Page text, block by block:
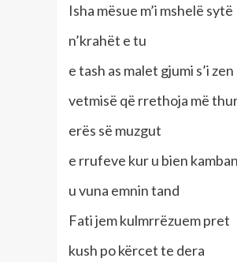
Isha mësue m’i mshelë sytë
n’krahët e tu
e tash as malet gjumi s’i zen
vetmisë që rrethoja më
erës së muzgut
e rrufeve kur u bien
u vuna emnin tand
Fati jem kulmrrëzuem pret
kush po kërcet te dera